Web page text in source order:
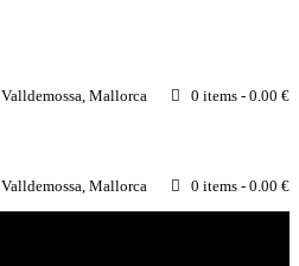
Valldemossa, Mallorca 0 items - 0.00 €
Valldemossa, Mallorca 0 items - 0.00 €